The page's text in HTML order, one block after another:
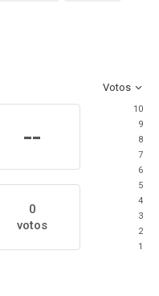
Votos
--
0
votos
10
9
8
7
6
5
4
3
2
1